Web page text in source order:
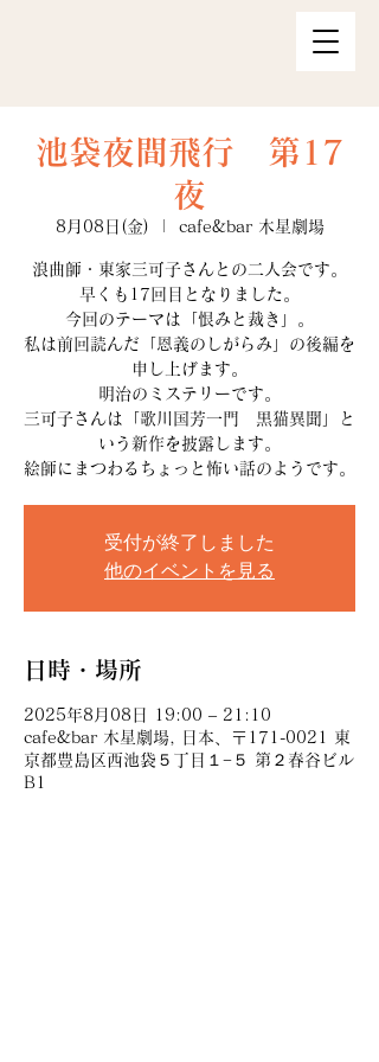
池袋夜間飛行 第17
夜
8月08日(金) cafe&bar 木星劇場
浪曲師・東家三可子さんとの二人会です。
早くも17回目となりました。
今回のテーマは「恨みと裁き」。
私は前回読んだ「恩義のしがらみ」の後編を
申し上げます。
明治のミステリーです。
三可子さんは「歌川国芳一門 黒猫異聞」と
いう新作を披露します。
絵師にまつわるちょっと怖い話のようです。
受付が終了しました
他のイベントを見る
日時・場所
2025年8月08日 19:00 – 21:10
cafe&bar 木星劇場, 日本、〒171-0021 東
京都豊島区西池袋５丁目１−５ 第２春谷ビル
B1